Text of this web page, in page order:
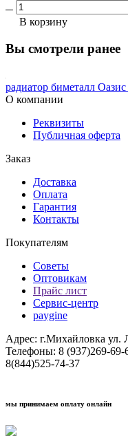
В корзину
Вы смотрели ранее
радиатор биметалл
О компании
Реквизиты
Публичная оферта
Заказ
Доставка
Оплата
Гарантия
Контакты
Покупателям
Советы
Оптовикам
Прайс лист
Сервис-центр
paygine
Адрес: г.Михайловка ул.
Телефоны: 8 (937)269-69-
8(844)525-74-37
мы принимаем оплату онлайн